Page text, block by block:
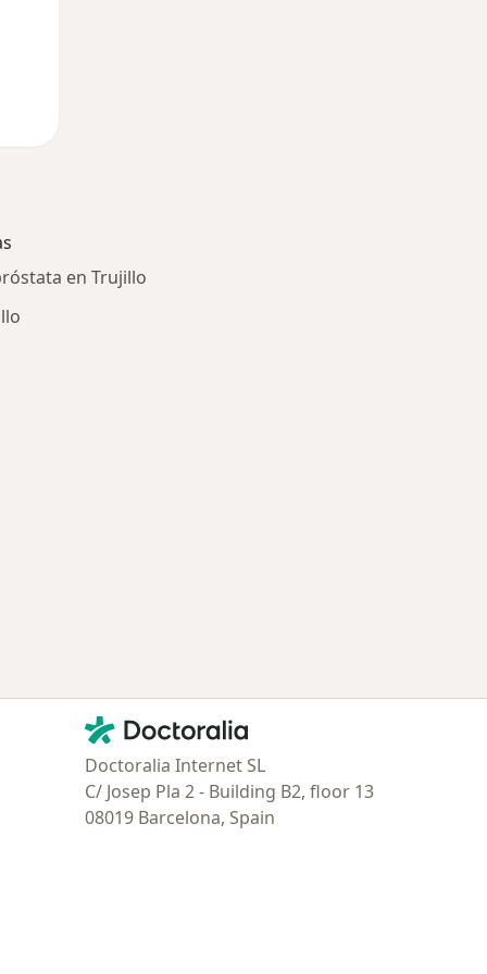
en Trujillo
Contacto
Doctoralia - Página de inicio
Doctoralia Internet SL
C/ Josep Pla 2 - Building B2, floor 13
08019 Barcelona, Spain